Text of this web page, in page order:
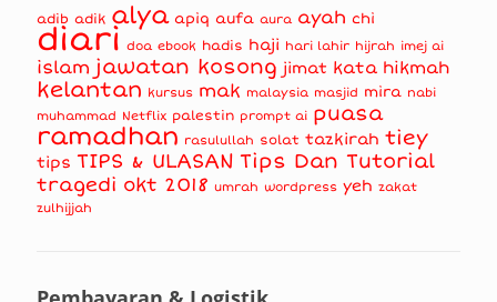
adib adik alya apiq aufa aura ayah chi
diari doa ebook hadis haji hari lahir hijrah imej ai
islam jawatan kosong jimat kata hikmah
kelantan kursus mak malaysia masjid mira nabi
muhammad Netflix palestin prompt ai puasa
ramadhan rasulullah solat tazkirah tiey
tips TIPS & ULASAN Tips Dan Tutorial
tragedi okt 2018 umrah wordpress yeh zakat
zulhijjah